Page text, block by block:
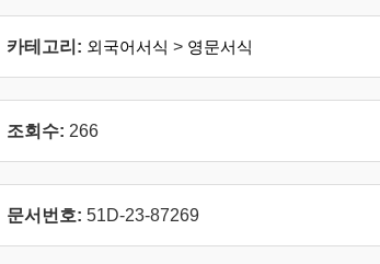
카테고리: 외국어서식 > 영문서식
조회수: 266
문서번호: 51D-23-87269